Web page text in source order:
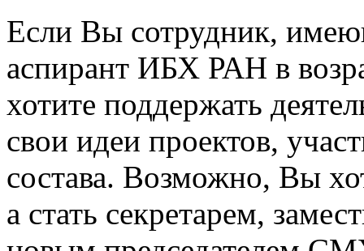
Если Вы сотрудник,
аспирант ИБХ РАН в
хотите поддержать
свои идеи проектов,
состава. Возможно, Вы
а стать секретарем,